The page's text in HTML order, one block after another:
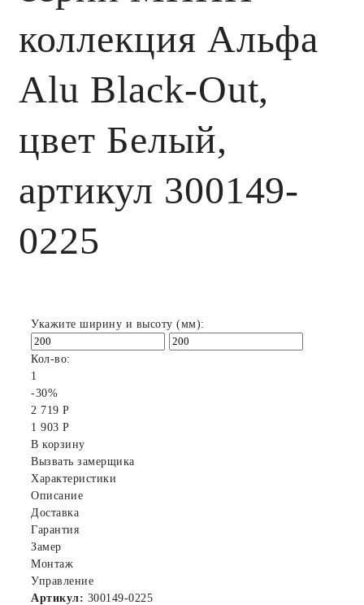
коллекция Альфа
Alu Black-Out,
цвет Белый,
артикул 300149-
0225
Укажите ширину и высоту (мм):
Кол-во:
1
-30%
2 719 Р
1 903 Р
В корзину
Вызвать замерщика
Характеристики
Описание
Доставка
Гарантия
Замер
Монтаж
Управление
Артикул: 300149-0225